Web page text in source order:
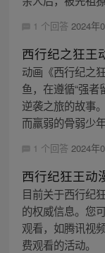
1 个回答 2024年
西行纪之狂王
动画《西行纪之
鱼，在遵循“强者
逆袭之旅的故事
而羸弱的骨弱少
1 个回答 2024年
西行纪狂王动
目前关于西行纪
的权威信息。您
观看，如腾讯视
费观看的活动。